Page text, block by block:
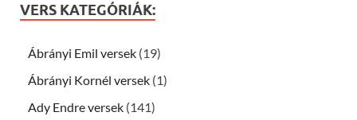
VERS KATEGÓRIÁK:
Ábrányi Emil versek (19)
Ábrányi Kornél versek (1)
Ady Endre versek (141)